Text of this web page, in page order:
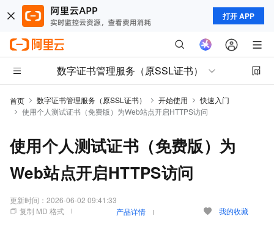
打开 APP
数字证书管理服务（原SSL证书）
首页 数字证书管理服务（原SSL证书） 开始使用
快速入门
使用个人测试证书（免费版）为Web站点开启HTTPS访问
使用个人测试证书（免费版）为
Web站点开启HTTPS访问
更新时间： 2026-06-02 09:41:33
复制 MD 格式
产品详情 我的收藏